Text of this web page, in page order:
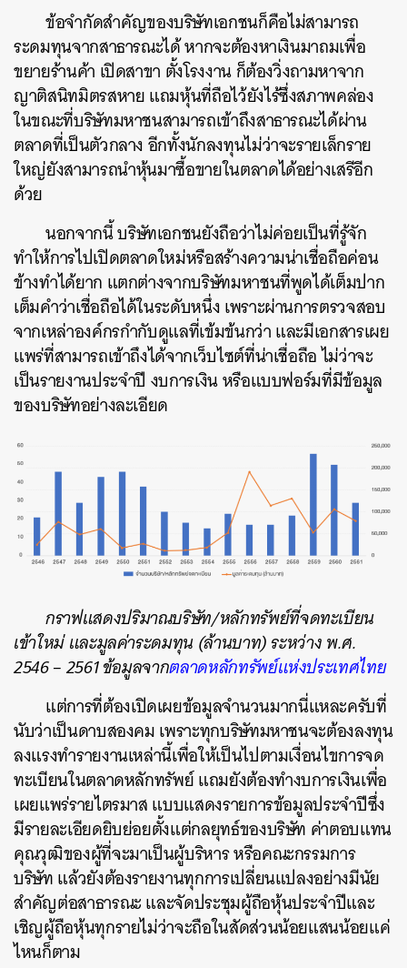
ข้อจำกัดสำคัญของบริษัทเอกชนก็คือไม่สามารถ
ระดมทุนจากสาธารณะได้ หากจะต้องหาเงินมาถมเพื่อ
ขยายร้านค้า เปิดสาขา ตั้งโรงงาน ก็ต้องวิ่งถามหาจาก
ญาติสนิทมิตรสหาย แถมหุ้นที่ถือไว้ยังไร้ซึ่งสภาพคล่อง
ในขณะที่บริษัทมหาชนสามารถเข้าถึงสาธารณะได้ผ่าน
ตลาดที่เป็นตัวกลาง อีกทั้งนักลงทุนไม่ว่าจะรายเล็กราย
ใหญ่ยังสามารถนำหุ้นมาซื้อขายในตลาดได้อย่างเสรีอีก
ด้วย
นอกจากนี้ บริษัทเอกชนยังถือว่าไม่ค่อยเป็นที่รู้จัก
ทำให้การไปเปิดตลาดใหม่หรือสร้างความน่าเชื่อถือค่อน
ข้างทำได้ยาก แตกต่างจากบริษัทมหาชนที่พูดได้เต็มปาก
เต็มคำว่าเชื่อถือได้ในระดับหนึ่ง เพราะผ่านการตรวจสอบ
จากเหล่าองค์กรกำกับดูแลที่เข้มข้นกว่า และมีเอกสารเผย
แพร่ที่สามารถเข้าถึงได้จากเว็บไซต์ที่น่าเชื่อถือ ไม่ว่าจะ
เป็นรายงานประจำปี งบการเงิน หรือแบบฟอร์มที่มีข้อมูล
ของบริษัทอย่างละเอียด
กราฟแสดงปริมาณบริษัท/หลักทรัพย์ที่จดทะเบียน
เข้าใหม่ และมูลค่าระดมทุน (ล้านบาท) ระหว่าง พ.ศ.
2546 – 2561 ข้อมูลจากตลาดหลักทรัพย์แห่งประเทศไทย
แต่การที่ต้องเปิดเผยข้อมูลจำนวนมากนี่แหละครับที่
นับว่าเป็นดาบสองคม เพราะทุกบริษัทมหาชนจะต้องลงทุน
ลงแรงทำรายงานเหล่านี้เพื่อให้เป็นไปตามเงื่อนไขการจด
ทะเบียนในตลาดหลักทรัพย์ แถมยังต้องทำงบการเงินเพื่อ
เผยแพร่รายไตรมาส แบบแสดงรายการข้อมูลประจำปีซึ่ง
มีรายละเอียดยิบย่อยตั้งแต่กลยุทธ์ของบริษัท ค่าตอบแทน
คุณวุฒิของผู้ที่จะมาเป็นผู้บริหาร หรือคณะกรรมการ
บริษัท แล้วยังต้องรายงานทุกการเปลี่ยนแปลงอย่างมีนัย
สำคัญต่อสาธารณะ และจัดประชุมผู้ถือหุ้นประจำปีและ
เชิญผู้ถือหุ้นทุกรายไม่ว่าจะถือในสัดส่วนน้อยแสนน้อยแค่
ไหนก็ตาม
ค้นหา
SHARE TWEET LINE EMAIL